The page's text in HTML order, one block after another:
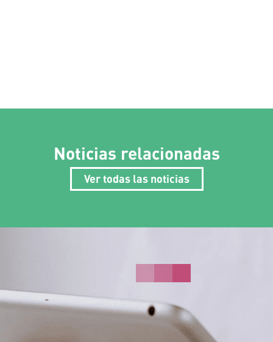
Noticias relacionadas
Ver todas las noticias